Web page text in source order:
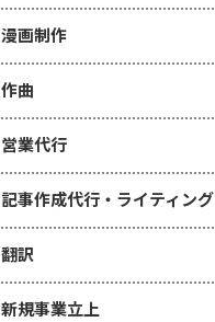
漫画制作
作曲
営業代行
記事作成代行・ライティング
翻訳
新規事業立上